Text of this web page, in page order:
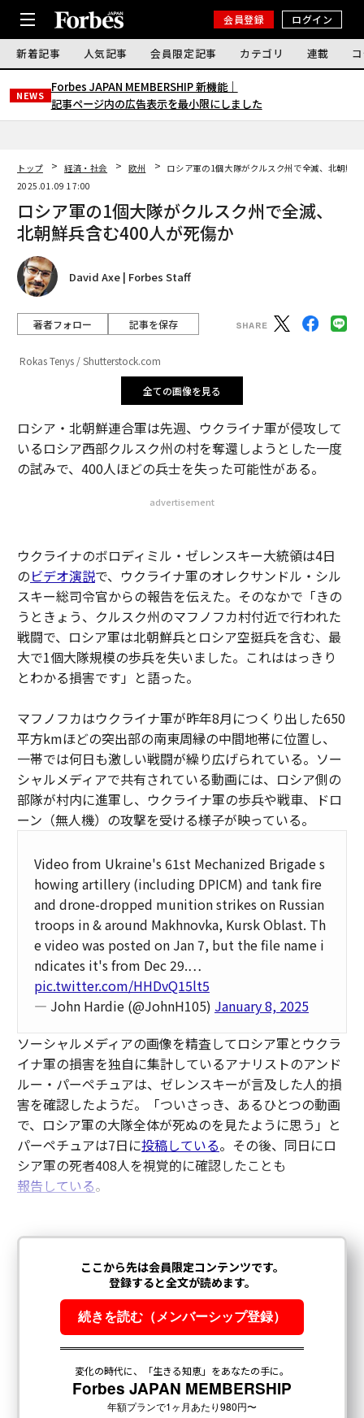
会員登録 ログイン
新着記事 人気記事 会員限定記事 カテゴリ 連載
NEWS
Forbes JAPAN MEMBERSHIP 新機能｜
記事ページ内の広告表示を最小限にしました
トップ 経済・社会 欧州
ロシア軍の1個大隊がクルスク州で全滅、北朝鮮
2025.01.09 17:00
ロシア軍の1個大隊がクルスク州で全滅、
北朝鮮兵含む400人が死傷か
David Axe | Forbes Staff
著者フォロー 記事を保存
Rokas Tenys / Shutterstock.com
全ての画像を見る
ロシア・北朝鮮連合軍は先週、ウクライナ軍が侵攻して
いるロシア西部クルスク州の村を奪還しようとした一度
の試みで、400人ほどの兵士を失った可能性がある。
advertisement
ウクライナのボロディミル・ゼレンスキー大統領は4日
のビデオ演説で、ウクライナ軍のオレクサンドル・シル
スキー総司令官からの報告を伝えた。そのなかで「きの
うときょう、クルスク州のマフノフカ村付近で行われた
戦闘で、ロシア軍は北朝鮮兵とロシア空挺兵を含む、最
大で1個大隊規模の歩兵を失いました。これははっきり
とわかる損害です」と語った。
マフノフカはウクライナ軍が昨年8月につくり出した650
平方kmほどの突出部の南東周縁の中間地帯に位置し、
一帯では何日も激しい戦闘が繰り広げられている。ソー
シャルメディアで共有されている動画には、ロシア側の
部隊が村内に進軍し、ウクライナ軍の歩兵や戦車、ドロ
ーン（無人機）の攻撃を受ける様子が映っている。
Video from Ukraine's 61st Mechanized Brigade s
howing artillery (including DPICM) and tank fire
and drone-dropped munition strikes on Russian
troops in & around Makhnovka, Kursk Oblast. Th
e video was posted on Jan 7, but the file name i
ndicates it's from Dec 29.…
pic.twitter.com/HHDvQ15lt5
— John Hardie (@JohnH105) January 8, 2025
ソーシャルメディアの画像を精査してロシア軍とウクラ
イナ軍の損害を独自に集計しているアナリストのアンド
ルー・パーペチュアは、ゼレンスキーが言及した人的損
害を確認したようだ。「ついさっき、あるひとつの動画
で、ロシア軍の大隊全体が死ぬのを見たように思う」と
パーペチュアは7日に投稿している。その後、同日にロ
シア軍の死者408人を視覚的に確認したことも
報告している。